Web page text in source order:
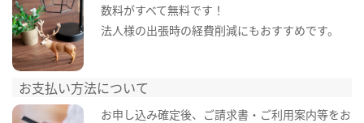
数料がすべて無料です！
法人様の出張時の経費削減にもおすすめです。
お支払い方法について
お申し込み確定後、ご請求書・ご利用案内等をお